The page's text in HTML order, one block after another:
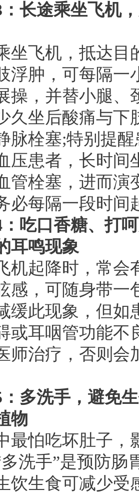
长途乘坐飞机
飞机，抵达目
浮肿，可每隔一
操，并替小腿、
久坐后酸痛与下
脉栓塞;特别提
压患者，长时间
管栓塞，进而演
必每隔一段时间
口香糖、打呵
耳鸣现象
起降时，常会
感，可随身带一
缓此现象，但如
或耳咽管功能不
师治疗，否则会
多洗手，避免
物
怕吃坏肚子，
洗手”是预防肠
饮生食可减少受